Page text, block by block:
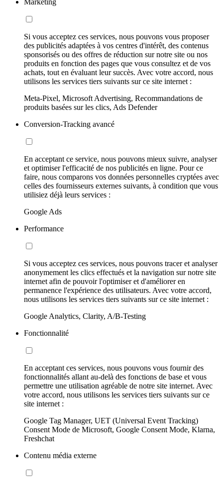
Si vous acceptez ces services, nous pouvons vous proposer
des publicités adaptées à vos centres d'intérêt, des contenus
sponsorisés ou des offres de réduction sur notre site ou nos
produits en fonction des pages que vous consultez et de vos
achats, tout en évaluant leur succès. Avec votre accord, nous
utilisons les services tiers suivants sur ce site internet :
Meta-Pixel, Microsoft Advertising, Recommandations de
produits basées sur les clics, Ads Defender
Conversion-Tracking avancé
En acceptant ce service, nous pouvons mieux suivre, analyser
et optimiser l'efficacité de nos publicités en ligne. Pour ce
faire, nous comparons vos données personnelles cryptées avec
celles des fournisseurs externes suivants, à condition que vous
utilisiez déjà leurs services :
Google Ads
Performance
Si vous acceptez ces services, nous pouvons tracer et analyser
anonymement les clics effectués et la navigation sur notre site
internet afin de pouvoir l'optimiser et d'améliorer en
permanence l'expérience des utilisateurs. Avec votre accord,
nous utilisons les services tiers suivants sur ce site internet :
Google Analytics, Clarity, A/B-Testing
Fonctionnalité
En acceptant ces services, nous pouvons vous fournir des
fonctionnalités allant au-delà des fonctions de base et vous
permettre une utilisation agréable de notre site internet. Avec
votre accord, nous utilisons les services tiers suivants sur ce
site internet :
Google Tag Manager, UET (Universal Event Tracking)
Consent Mode de Microsoft, Google Consent Mode, Klarna,
Freshchat
Contenu média externe